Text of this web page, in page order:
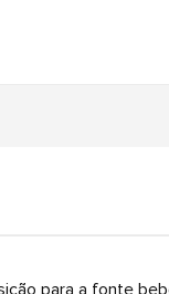
para a fonte